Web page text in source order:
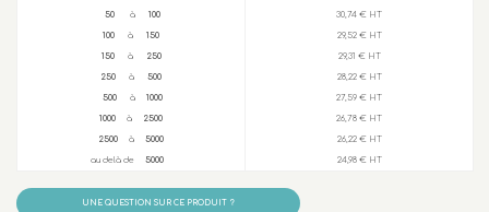
50à 100 30,74 € HT
100 à 150 29,52 € HT
150à 250 29,31 € HT
250 à 500 28,22 € HT
500à 1000 27,59 € HT
1000 à 2500 26,78 € HT
2500 à 5000 26,22 € HT
au delà de 5000 24,98 € HT
UNE QUESTION SUR CE PRODUIT ?